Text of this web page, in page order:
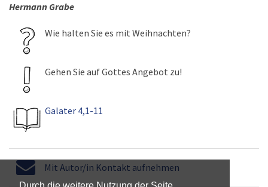
Hermann Grabe
Wie halten Sie es mit Weihnachten?
Gehen Sie auf Gottes Angebot zu!
Galater 4,1-11
Mit Autor/in Kontakt aufnehmen